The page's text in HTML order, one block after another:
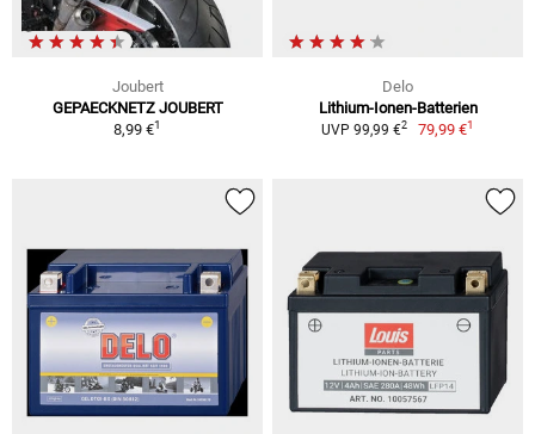
Joubert
GEPAECKNETZ JOUBERT
8,99 €1
Delo
Lithium-Ionen-Batterien
UVP 99,99 €2 79,99 €1